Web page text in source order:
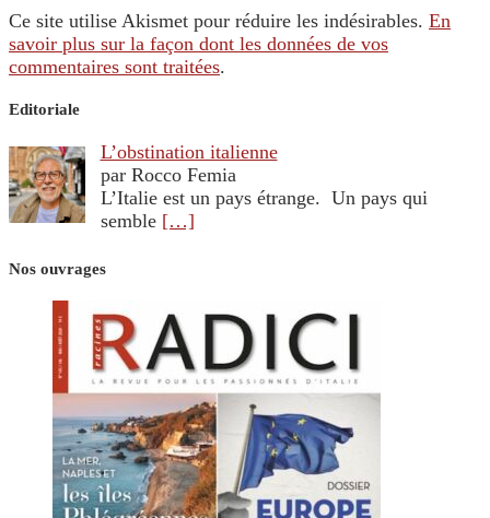
Ce site utilise Akismet pour réduire les indésirables. En
savoir plus sur la façon dont les données de vos
commentaires sont traitées.
Editoriale
L’obstination italienne
par Rocco Femia
L’Italie est un pays étrange. Un pays qui
semble […]
Nos ouvrages